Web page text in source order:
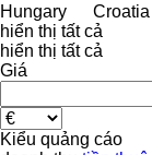
Hungary
Croatia
hiển thị tất cả
hiển thị tất cả
Giá
Kiểu quảng cáo